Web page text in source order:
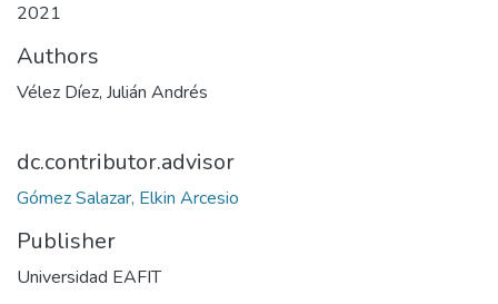
2021
Authors
Vélez Díez, Julián Andrés
dc.contributor.advisor
Gómez Salazar, Elkin Arcesio
Publisher
Universidad EAFIT